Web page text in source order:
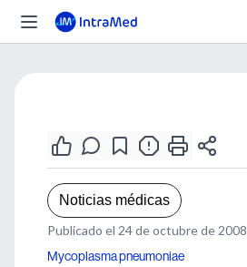
Noticias médicas
Publicado el 24 de octubre de 2008
Mycoplasma pneumoniae